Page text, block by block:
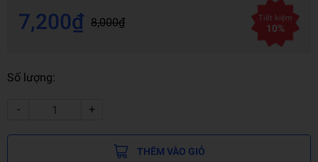
7,200₫ 8,000₫ Tiết kiệm
10%
Số lượng:
- +
THÊM VÀO GIỎ